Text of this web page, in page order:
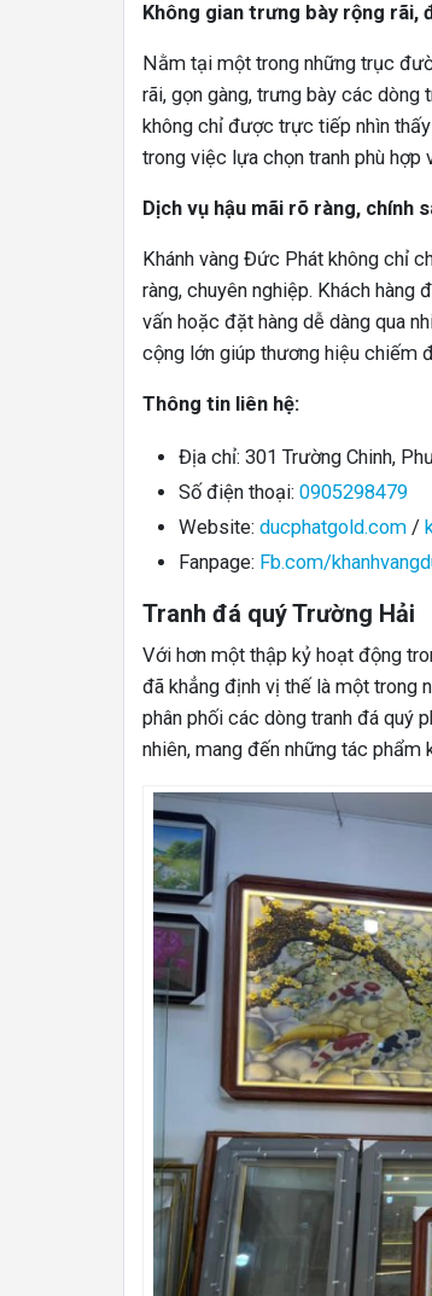
Không gian trưng bày rộng rãi,
Nằm tại một trong những trục
rãi, gọn gàng, trưng bày các dòng
không chỉ được trực tiếp nhìn
trong việc lựa chọn tranh phù
Dịch vụ hậu mãi rõ ràng, chính
Khánh vàng Đức Phát không chỉ
ràng, chuyên nghiệp. Khách
vấn hoặc đặt hàng dễ dàng qua
cộng lớn giúp thương hiệu chiếm
Thông tin liên hệ:
Địa chỉ: 301 Trường Chinh,
Số điện thoại: 0905298479
Website: ducphatgold.com /
Fanpage: Fb.com/
Tranh đá quý Trường Hải
Với hơn một thập kỷ hoạt động
đã khẳng định vị thế là một trong
phân phối các dòng tranh đá quý
nhiên, mang đến những tác